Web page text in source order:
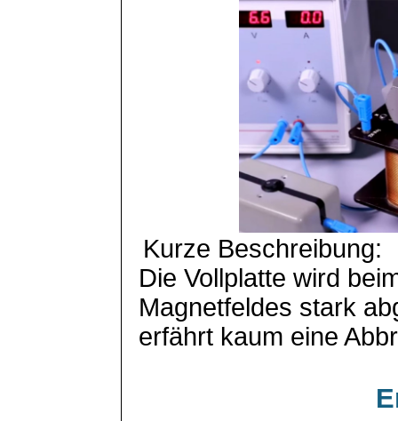
Kurze Beschreibung:
Die Vollplatte wird
Magnetfeldes stark
erfährt kaum eine